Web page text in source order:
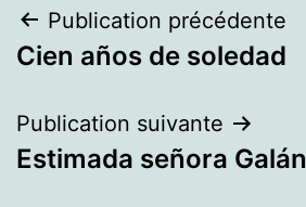
Navigation
de
l’article
Publication précédente
Cien años de soledad
Publication suivante
Estimada señora Galán